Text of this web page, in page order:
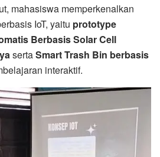
mahasiswa memperkenalkan
IoT, yaitu prototype
Berbasis Solar Cell
sertaSmart Trash Bin berbasis
interaktif.